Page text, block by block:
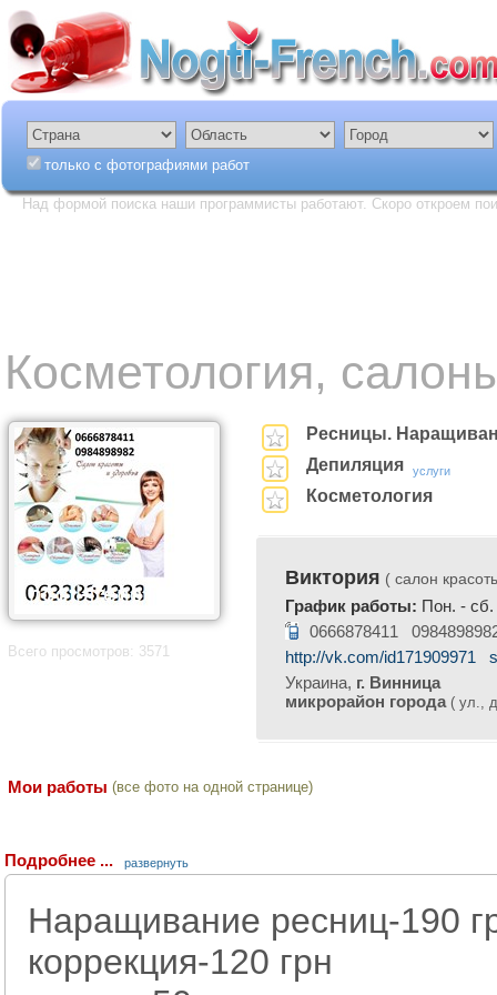
только с фотографиями работ
Над формой поиска наши программисты работают. Скоро откроем
Косметология,
Всего просмотров: 3571
Ресницы.
Депиляция
услуги
Косметология
Виктория ( салон
График работы: Пон. - сб.
0666878411
http://vk.com/id171909971
Украина, г. Винница
микрорайон города ( ул.,
Мои работы (все фото на одной странице)
Подробнее ... развернуть
Наращивание ресниц-190
коррекция-120 грн